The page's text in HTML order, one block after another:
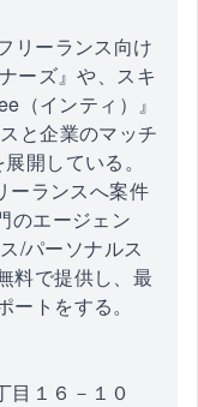
リーランス向け
ーズ』や、スキ
（インティ）』
と企業のマッチ
開している。
ーランスへ案件
のエージェン
/パーソナルス
料で提供し、最
トをする。
目１６－１０